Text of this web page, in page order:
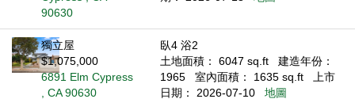
90630
獨立屋
$1,075,000
6891 Elm Cypress
, CA 90630
臥4 浴2
土地面積： 6047 sq.ft
建造年份：
1965
室內面積： 1635 sq.ft
上市
日期： 2026-07-10
地圖